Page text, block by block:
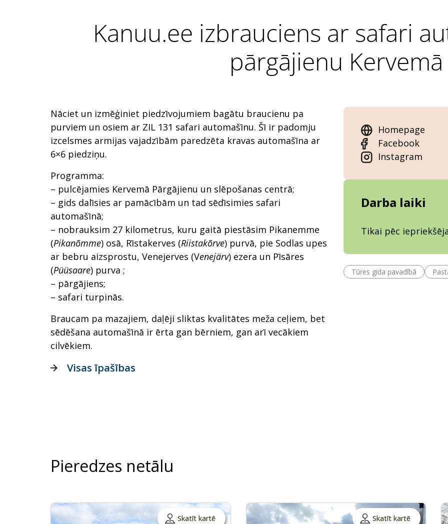
Kanuu.ee izbrauciens ar safari
pārgājienu Kervemā
Nāciet un izmēģiniet piedzīvojumiem bagātu braucienu pa
purviem un osiem ar ZIL 131 safari automašīnu. Šī ir padomju
izcelsmes armijas vajadzībām paredzēta kravas automašīna ar
6×6 piedziņu.
Programma:
– pulcējamies Kervemā Pārgājienu un slēpošanas centrā;
– gids dalīsies ar pamācībām un tad sēdīsimies safari
automašīnā;
– nobrauksim 27 kilometrus, kuru gaitā piestāsim Pikanemme
(Pikanõmme) osā, Rīstakerves (Riistakõrve) purvā, pie Sodlas upes
ar bebru aizsprostu, Venejerves (Venejärv) ezera un Pīsāres
(Püüsaare) purva ;
– pārgājiens;
– safari turpinās.
Braucam pa mazajiem, daļēji sliktas kvalitātes meža ceļiem, bet
sēdēšana automašīnā ir ērta gan bērniem, gan arī vecākiem
cilvēkiem.
Homepage
Facebook
Instagram
Darba laiki
Tikai pēc
Tūres gida pavadībā
Visas īpašības
Pieredzes netālu
Skatīt kartē Skatīt kartē